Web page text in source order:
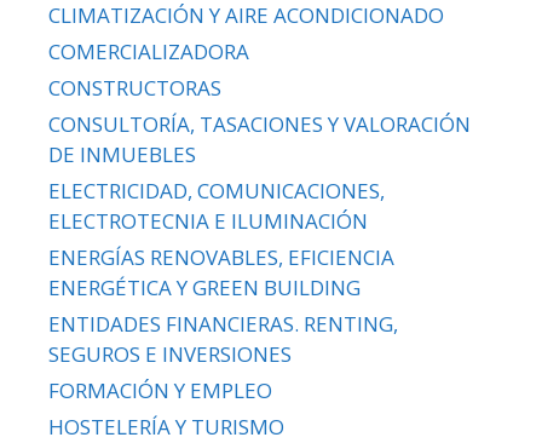
CLIMATIZACIÓN Y AIRE ACONDICIONADO
COMERCIALIZADORA
CONSTRUCTORAS
CONSULTORÍA, TASACIONES Y VALORACIÓN
DE INMUEBLES
ELECTRICIDAD, COMUNICACIONES,
ELECTROTECNIA E ILUMINACIÓN
ENERGÍAS RENOVABLES, EFICIENCIA
ENERGÉTICA Y GREEN BUILDING
ENTIDADES FINANCIERAS. RENTING,
SEGUROS E INVERSIONES
FORMACIÓN Y EMPLEO
HOSTELERÍA Y TURISMO